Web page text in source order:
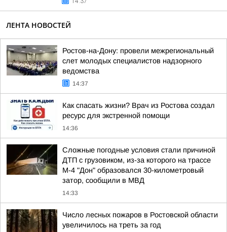
ЛЕНТА НОВОСТЕЙ
Ростов-на-Дону: провели межрегиональный
слет молодых специалистов надзорного
ведомства
14:37
Как спасать жизни? Врач из Ростова создал
ресурс для экстренной помощи
14:36
Сложные погодные условия стали причиной
ДТП с грузовиком, из-за которого на трассе
М-4 "Дон" образовался 30-километровый
затор, сообщили в МВД
14:33
Число лесных пожаров в Ростовской области
увеличилось на треть за год